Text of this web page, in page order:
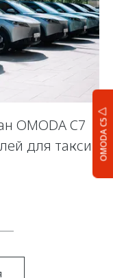
OMODA C5
OMODA C7
для такси